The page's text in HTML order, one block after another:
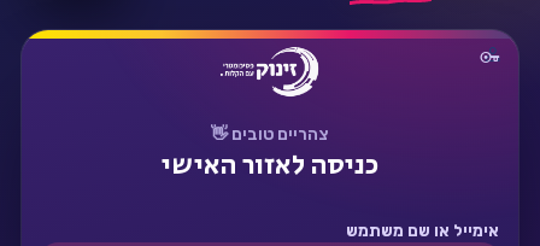
צהריים טובים 👋
כניסה לאזור האישי
אימייל או שם משתמש